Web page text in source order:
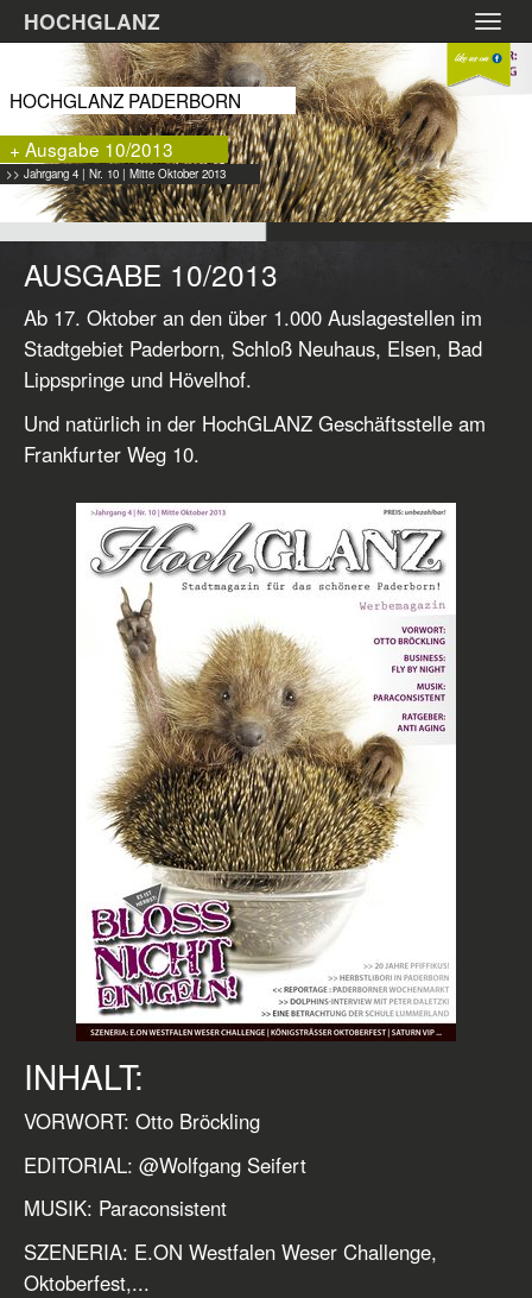
Zum
Hauptinhalt
HOCHGLANZ
HOCHGLANZ PADERBORN
+ Ausgabe 10/2013
>> Jahrgang 4 | Nr. 10 | Mitte Oktober 2013
AUSGABE 10/2013
Ab 17. Oktober an den über 1.000 Auslagestellen im
Stadtgebiet Paderborn, Schloß Neuhaus, Elsen, Bad
Lippspringe und Hövelhof.
Und natürlich in der HochGLANZ Geschäftsstelle am
Frankfurter Weg 10.
INHALT:
VORWORT: Otto Bröckling
EDITORIAL: @Wolfgang Seifert
MUSIK: Paraconsistent
SZENERIA: E.ON Westfalen Weser Challenge,
Oktoberfest,...